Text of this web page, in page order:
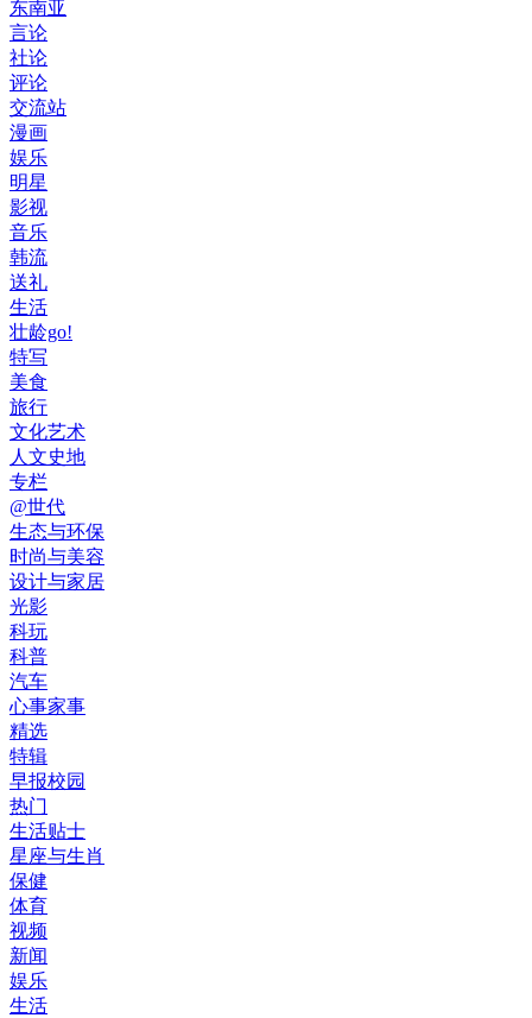
东南亚
言论
社论
评论
交流站
漫画
娱乐
明星
影视
音乐
韩流
送礼
生活
壮龄go!
特写
美食
旅行
文化艺术
人文史地
专栏
@世代
生态与环保
时尚与美容
设计与家居
光影
科玩
科普
汽车
心事家事
精选
特辑
早报校园
热门
生活贴士
星座与生肖
保健
体育
视频
新闻
娱乐
生活